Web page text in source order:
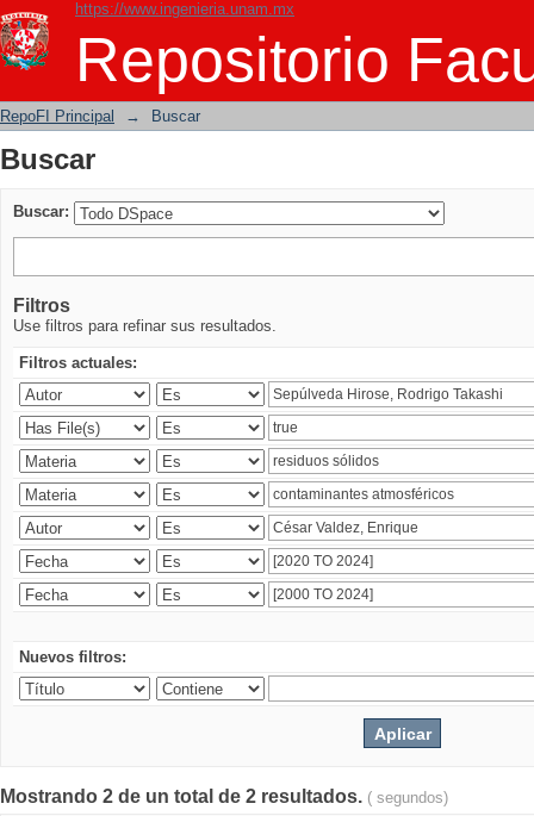
https://www.ingenieria.unam.mx
Repositorio
Buscar
RepoFI Principal → Buscar
Buscar
Buscar:
Filtros
Use filtros para refinar sus resultados.
Filtros actuales:
Nuevos filtros:
Mostrando 2 de un total de 2 resultados. ( segundos)